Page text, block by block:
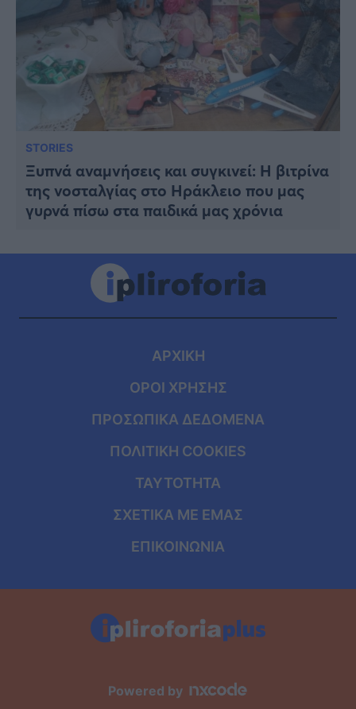
STORIES
Ξυπνά αναμνήσεις και συγκινεί: Η βιτρίνα
της νοσταλγίας στο Ηράκλειο που μας
γυρνά πίσω στα παιδικά μας χρόνια
ΑΡΧΙΚΗ
ΟΡΟΙ ΧΡΗΣΗΣ
ΠΡΟΣΩΠΙΚΑ ΔΕΔΟΜΕΝΑ
ΠΟΛΙΤΙΚΗ COOKIES
ΤΑΥΤΟΤΗΤΑ
ΣΧΕΤΙΚΑ ΜΕ ΕΜΑΣ
ΕΠΙΚΟΙΝΩΝΙΑ
Powered by